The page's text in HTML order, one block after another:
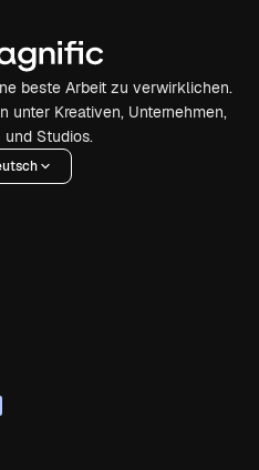
beste Arbeit zu verwirklichen.
unter Kreativen, Unternehmen,
und Studios.